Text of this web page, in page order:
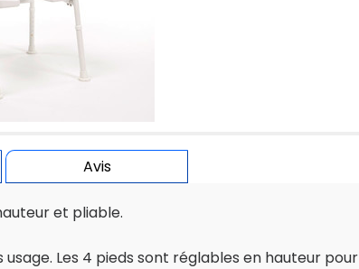
Avis
et pliable.
Les 4 pieds sont réglables en hauteur pour